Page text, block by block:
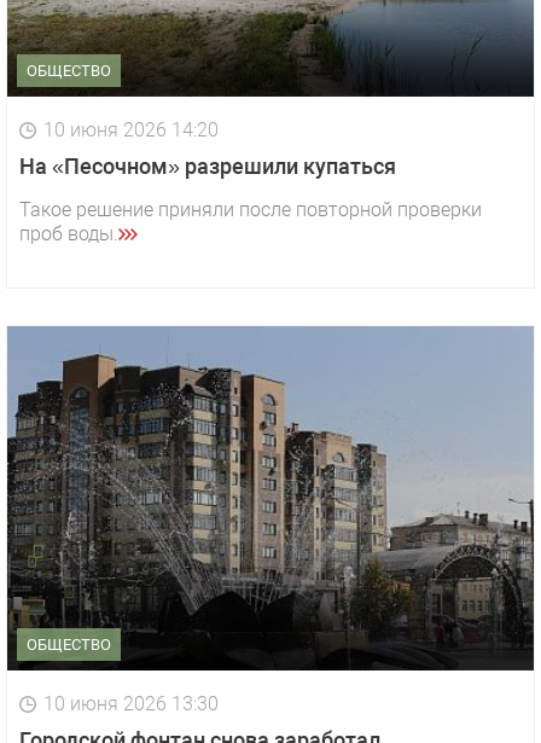
ОБЩЕСТВО
10 июня 2026 14:20
На «Песочном» разрешили купаться
Такое решение приняли после повторной проверки
проб воды.
ОБЩЕСТВО
10 июня 2026 13:30